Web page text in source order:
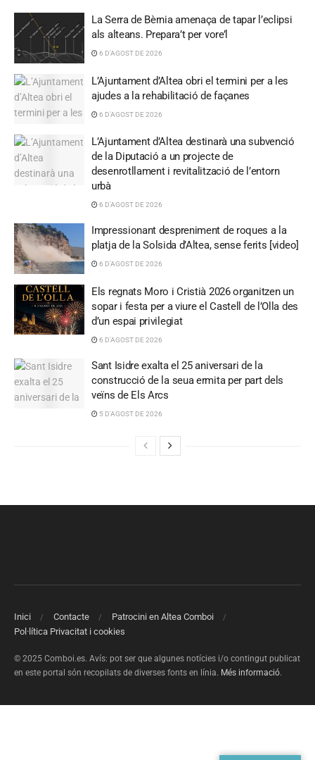
La Serra de Bèrnia amenaça de tapar l’eclipsi
als alteans. Prepara’t per vore’l
6 D'AGOST DE 2026
L’Ajuntament d’Altea obri el termini per a les
ajudes a la rehabilitació de façanes
6 D'AGOST DE 2026
L’Ajuntament d’Altea destinarà una subvenció
de la Diputació a un projecte de
desenrotllament i revitalització de l’entorn
urbà
6 D'AGOST DE 2026
Impressionant despreniment de roques a la
platja de la Solsida d’Altea, sense ferits [video]
6 D'AGOST DE 2026
Els regnats Moro i Cristià 2026 organitzen un
sopar i festa per a viure el Castell de l’Olla des
d’un espai privilegiat
6 D'AGOST DE 2026
Sant Isidre exalta el 25 aniversari de la
construcció de la seua ermita per part dels
veïns de Els Arcs
5 D'AGOST DE 2026
Inici Contacte
Patrocini en Altea Comboi
Pol·lítica Privacitat i cookies
© 2025 Comboi.es. Avís: pot ser que algunes notícies i/o contingut publicat
en este portal són recopilats de diverses fonts en línia. Més informació.